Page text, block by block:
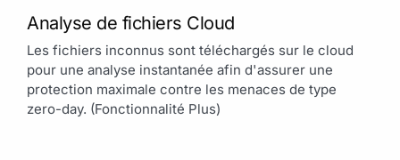
Analyse de fichiers Cloud
Les fichiers inconnus sont téléchargés sur le cloud
pour une analyse instantanée afin d'assurer une
protection maximale contre les menaces de type
zero-day. (Fonctionnalité Plus)